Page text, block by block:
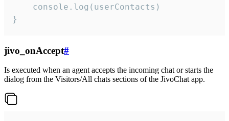
    console.log(userContacts)
}
jivo_onAccept#
Is executed when an agent accepts the incoming chat or starts the
dialog from the Visitors/All chats sections of the JivoChat app.